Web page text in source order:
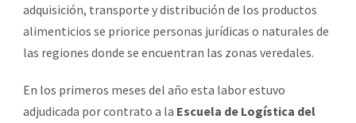
adquisición, transporte y distribución de los productos
alimenticios se priorice personas jurídicas o naturales de
las regiones donde se encuentran las zonas veredales.
En los primeros meses del año esta labor estuvo
adjudicada por contrato a la Escuela de Logística del